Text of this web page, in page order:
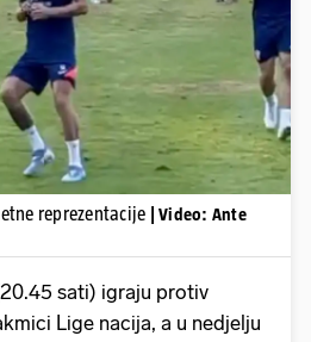
videa...
reprezentacije
| Video: Ante
sati) igraju protiv
Lige nacija, a u nedjelju